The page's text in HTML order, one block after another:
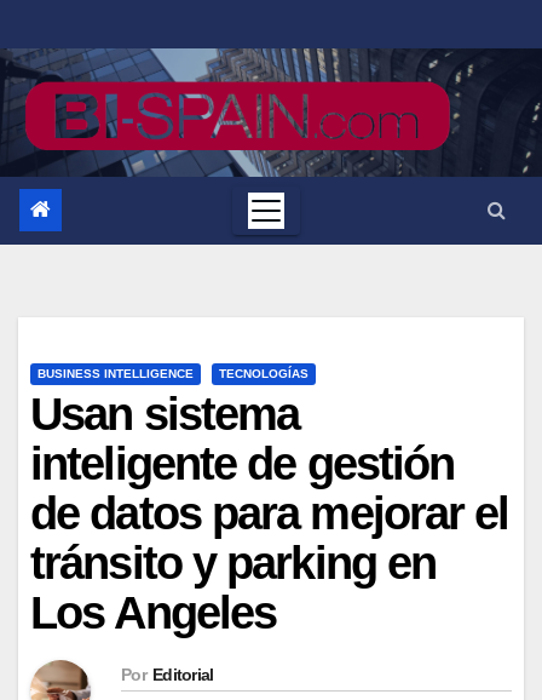
al
contenido
BUSINESS INTELLIGENCE TECNOLOGÍAS
Usan sistema
inteligente de gestión
de datos para mejorar el
tránsito y parking en
Los Angeles
Por Editorial